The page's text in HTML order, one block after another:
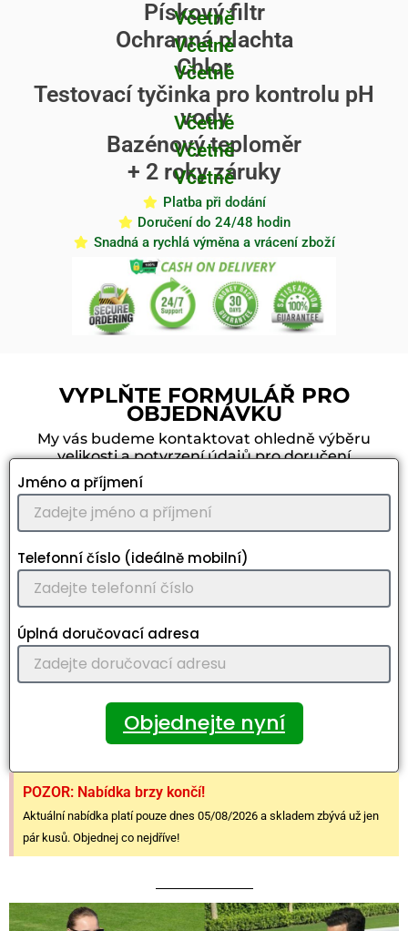
Pískový filtr
Včetně
Ochranná plachta
Včetně
Chlor
Včetně
Testovací tyčinka pro kontrolu pH
vody
Včetně
Bazénový teploměr
Včetně
+ 2 roky záruky
Včetně
Platba při dodání
Doručení do 24/48 hodin
Snadná a rychlá výměna a vrácení zboží
VYPLŇTE FORMULÁŘ PRO
OBJEDNÁVKU
My vás budeme kontaktovat ohledně výběru
velikosti a potvrzení údajů pro doručení
Jméno a příjmení
Telefonní číslo (ideálně mobilní)
Úplná doručovací adresa
Objednejte nyní
POZOR: Nabídka brzy končí!
Aktuální nabídka platí pouze dnes 05/08/2026 a skladem zbývá už jen
pár kusů. Objednej co nejdříve!